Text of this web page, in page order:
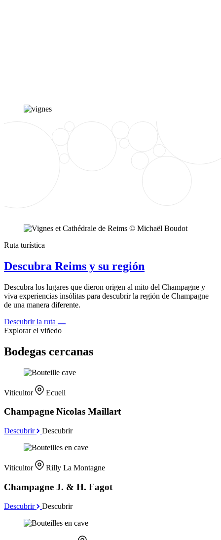
Ruta turística
Descubra Reims y su región
Descubra los lugares que dieron origen al mito del Champagne y
viva experiencias insólitas para descubrir la región de Champagne
de una manera diferente.
Descubrir la ruta
Explorar el viñedo
Bodegas cercanas
Viticultor Ecueil
Champagne Nicolas Maillart
Descubrir Descubrir
Viticultor Rilly La Montagne
Champagne J. & H. Fagot
Descubrir Descubrir